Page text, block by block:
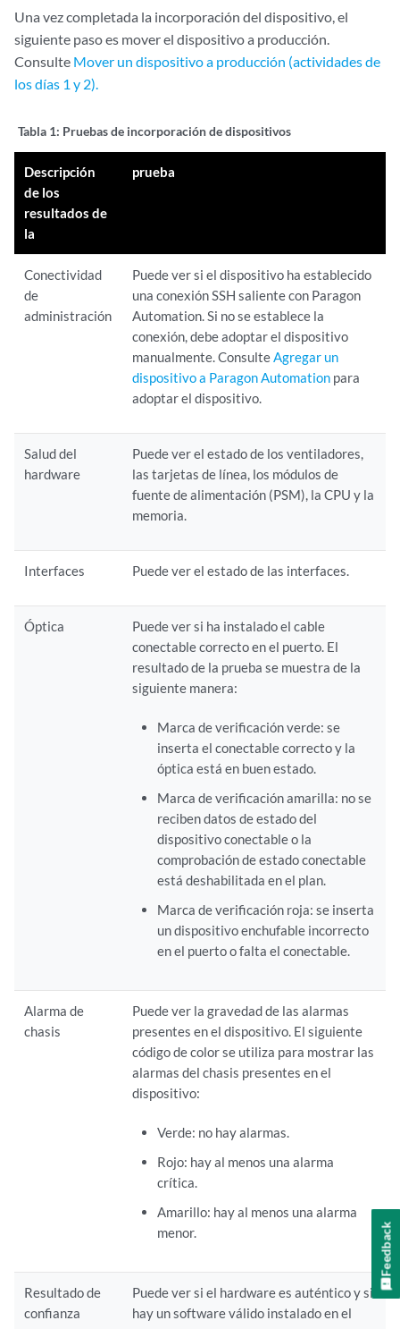
Una vez completada la incorporación del dispositivo, el
siguiente paso es mover el dispositivo a producción.
Consulte Mover un dispositivo a producción (actividades de
los días 1 y 2).
Tabla 1: Pruebas de incorporación de dispositivos
Descripción
de los
resultados de
la
prueba
Conectividad
de
administración
Puede ver si el dispositivo ha establecido
una conexión SSH saliente con Paragon
Automation. Si no se establece la
conexión, debe adoptar el dispositivo
manualmente. ConsulteAgregar un
dispositivo a Paragon Automation para
adoptar el dispositivo.
Salud del
hardware
Puede ver el estado de los ventiladores,
las tarjetas de línea, los módulos de
fuente de alimentación (PSM), la CPU y la
memoria.
Interfaces Puede ver el estado de las interfaces.
Óptica
Puede ver si ha instalado el cable
conectable correcto en el puerto. El
resultado de la prueba se muestra de la
siguiente manera:
Marca de verificación verde: se
inserta el conectable correcto y la
óptica está en buen estado.
Marca de verificación amarilla: no se
reciben datos de estado del
dispositivo conectable o la
comprobación de estado conectable
está deshabilitada en el plan.
Marca de verificación roja: se inserta
un dispositivo enchufable incorrecto
en el puerto o falta el conectable.
Alarma de
chasis
Puede ver la gravedad de las alarmas
presentes en el dispositivo. El siguiente
código de color se utiliza para mostrar las
alarmas del chasis presentes en el
dispositivo:
Verde: no hay alarmas.
Rojo: hay al menos una alarma
crítica.
Amarillo: hay al menos una alarma
menor.
Resultado de
confianza
Puede ver si el hardware es auténtico y si
hay un software válido instalado en el
Feedback